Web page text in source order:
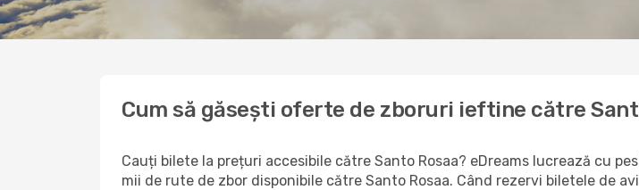
Cum să găsești oferte de zboruri ieftine către
Cauți bilete la prețuri accesibile către Santo Rosaa? eDreams lucrează cu
mii de rute de zbor disponibile către Santo Rosaa. Când rezervi biletele de